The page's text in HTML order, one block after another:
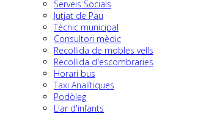
Serveis Socials
Jutjat de Pau
Tècnic municipal
Consultori mèdic
Recollida de mobles vells
Recollida d'escombraries
Horari bus
Taxi Analítiques
Podòleg
Llar d'infants